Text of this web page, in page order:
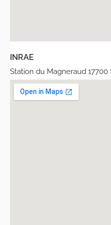
INRAE
Station du Magneraud 17700